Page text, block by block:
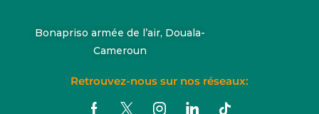
Bonapriso armée de l’air, Douala-
Cameroun
Retrouvez-nous sur nos réseaux: